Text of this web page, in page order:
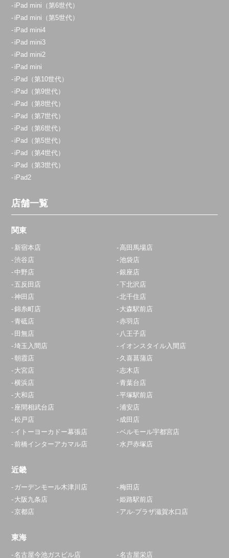
iPad mini（第6世代）
iPad mini（第5世代）
iPad mini4
iPad mini3
iPad mini2
iPad mini
iPad（第10世代）
iPad（第9世代）
iPad（第8世代）
iPad（第7世代）
iPad（第6世代）
iPad（第5世代）
iPad（第4世代）
iPad（第3世代）
iPad2
店舗一覧
関東
新宿本店
高田馬場店
渋谷店
池袋店
中野店
銀座店
五反田店
下北沢店
神田店
北千住店
錦糸町店
大森駅前店
青砥店
赤羽店
田無店
八王子店
埼玉入間店
イオンスタイル入間店
朝霞店
久喜菖蒲店
大宮店
志木店
横浜店
青葉台店
大和店
平塚駅前店
座間相武台店
浦安店
松戸店
成田店
イトーヨーカドー幕張店
ベルモール宇都宮店
前橋インターアカマル店
水戸赤塚店
近畿
ガーデンモール木津川店
梅田店
大阪九条店
姫路駅前店
京都店
アル·プラザ滋賀水口店
東海
名古屋今池ガスビル店 名古屋栄店